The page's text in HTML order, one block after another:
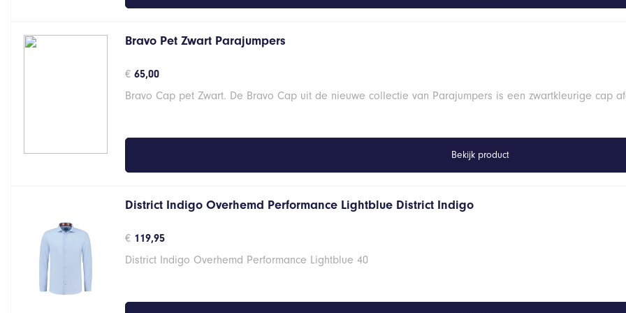
Bravo Pet Zwart Parajumpers
€ 65,00
Bravo Cap pet Zwart. De Bravo Cap uit de nieuwe collectie van Parajumpers is een zwartkleurige cap
Bekijk product
District Indigo Overhemd Performance Lightblue District Indigo
€ 119,95
District Indigo Overhemd Performance Lightblue 40